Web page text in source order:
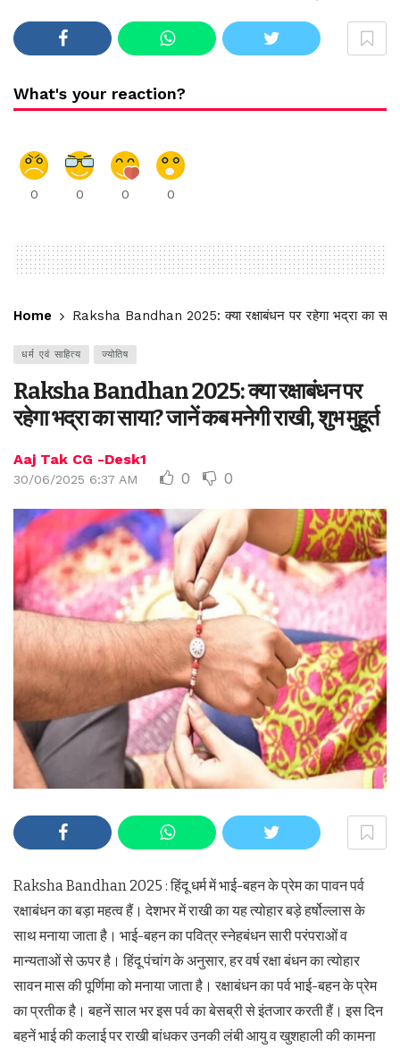
What's your reaction?
0 0 0 0
Home Raksha Bandhan 2025: क्या रक्षाबंधन पर रहेगा भद्रा का
धर्म एवं साहित्य ज्योतिष
Raksha Bandhan 2025: क्या रक्षाबंधन पर
रहेगा भद्रा का साया? जानें कब मनेगी राखी, शुभ मुहूर्त
Aaj Tak CG -Desk1
30/06/2025 6:37 AM 0 0
Raksha Bandhan 2025 : हिंदू धर्म में भाई-बहन के प्रेम का पावन पर्व
रक्षाबंधन का बड़ा महत्व हैं। देशभर में राखी का यह त्योहार बड़े हर्षोल्लास के
साथ मनाया जाता है। भाई-बहन का पवित्र स्नेहबंधन सारी परंपराओं व
मान्यताओं से ऊपर है। हिंदू पंचांग के अनुसार, हर वर्ष रक्षा बंधन का त्योहार
सावन मास की पूर्णिमा को मनाया जाता है। रक्षाबंधन का पर्व भाई-बहन के प्रेम
का प्रतीक है। बहनें साल भर इस पर्व का बेसब्री से इंतजार करती हैं। इस दिन
बहनें भाई की कलाई पर राखी बांधकर उनकी लंबी आयु व खुशहाली की कामना